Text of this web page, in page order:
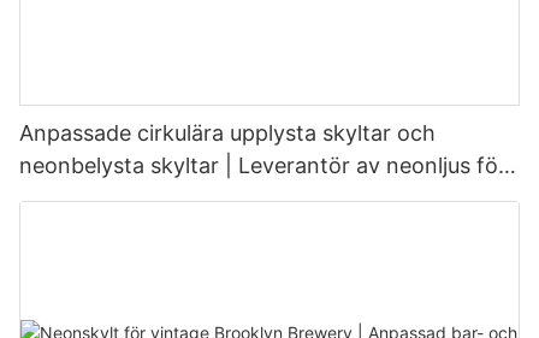
Anpassade cirkulära upplysta skyltar och
neonbelysta skyltar | Leverantör av neonljus för
caféer